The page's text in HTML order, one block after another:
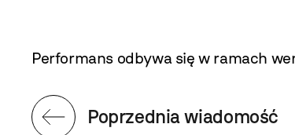
Performans odbywa się w ramach
Poprzednia wiadomość